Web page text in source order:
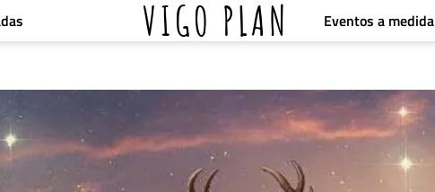
VIGO PLAN Eventos a medida